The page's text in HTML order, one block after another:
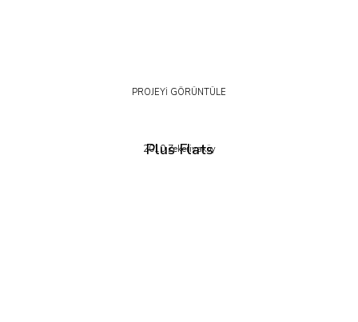
PROJEYİ GÖRÜNTÜLE
Plus Flats
2010 Zekeriyaköy